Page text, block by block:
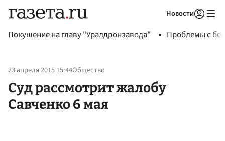
Новости
Покушение на главу "Уралдронзавода" Проблемы с
23 апреля 2015 15:44Общество
Суд рассмотрит жалобу
Савченко 6 мая